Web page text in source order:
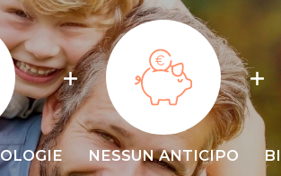
NESSUN ANTICIPO